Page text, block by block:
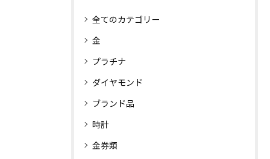
全てのカテゴリー
金
プラチナ
ダイヤモンド
ブランド品
時計
金券類